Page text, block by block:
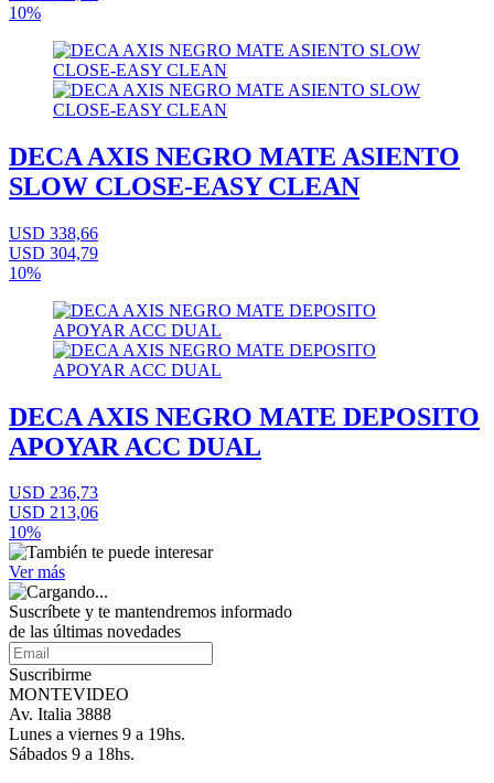
10%
DECA AXIS NEGRO MATE ASIENTO
SLOW CLOSE-EASY CLEAN
USD 338,66
USD 304,79
10%
DECA AXIS NEGRO MATE DEPOSITO
APOYAR ACC DUAL
USD 236,73
USD 213,06
10%
Ver más
Suscríbete y te mantendremos informado
de las últimas novedades
Suscribirme
MONTEVIDEO
Av. Italia 3888
Lunes a viernes 9 a 19hs.
Sábados 9 a 18hs.